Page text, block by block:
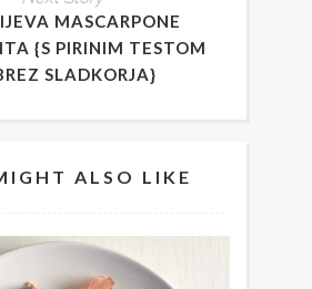
MASCARPONE
{S PIRINIM TESTOM
SLADKORJA}
ALSO LIKE